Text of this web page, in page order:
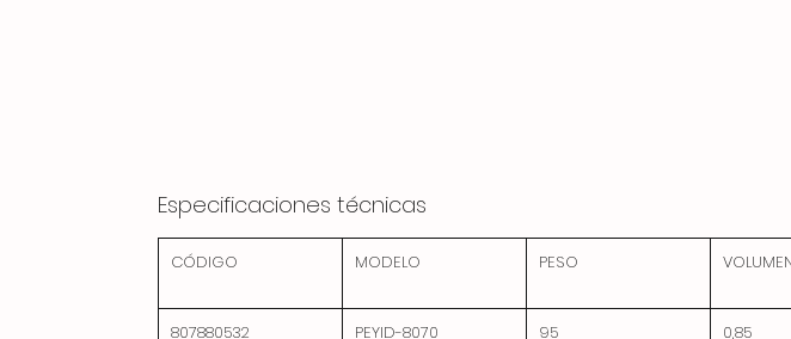
Especificaciones técnicas
CÓDIGO MODELO PESO
807880532 PEYID-8070 95 0,85